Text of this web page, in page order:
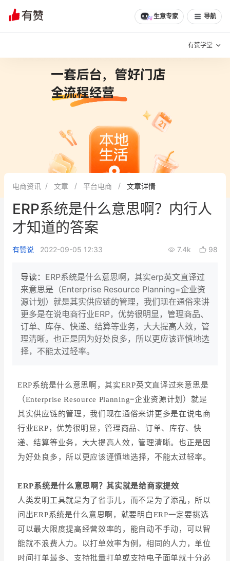
生意专家 导航
有赞学堂
增长方法
有赞专家说
新零售最佳实践
面对面聊增长
新零售大会
增长产品指南
智库 产品场景库
产品更新动态 帮助中心
品牌消费观 行业报告
新零售资讯
私域课程 新零售内参
增长俱乐部
商家社区 社群交流
合作共进
文章 问诊 分享
电商资讯 文章 平台电商 文章详情
ERP系统是什么意思啊？内行人
才知道的答案
有赞说 2022-09-05 12:33 7.4k 98
导读： ERP系统是什么意思啊，其实erp英文直译过
来意思是（Enterprise Resource Planning=企业资
源计划）就是其实供应链的管理，我们现在通俗来讲
更多是在说电商行业ERP，优势很明显，管理商品、
订单、库存、快递、结算等业务，大大提高人效，管
理清晰。也正是因为好处良多，所以更应该谨慎地选
择，不能太过轻率。
ERP系统是什么意思啊，其实ERP英文直译过来意思是
（Enterprise Resource Planning=企业资源计划）就是
其实供应链的管理，我们现在通俗来讲更多是在说 电商
行业ERP，优势很明显，管理商品、订单、库存、快
递、结算等业务，大大提高人效，管理清晰。也正是因
为好处良多，所以更应该谨慎地选择，不能太过轻率。
ERP系统是什么意思啊？其实就是给商家提效
人类发明工具就是为了省事儿，而不是为了添乱，所以
问出ERP系统是什么意思啊，就要明白ERP一定要挑选
可以最大限度提高经营效率的，能自动不手动，可以智
能就不浪费人力。以打单效率为例，相同的人力，单位
时间打单最多、支持批量打单或支持电子面单就十分必